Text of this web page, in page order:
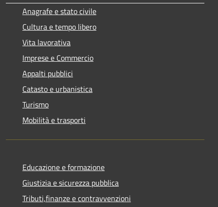
Anagrafe e stato civile
Cultura e tempo libero
Vita lavorativa
Imprese e Commercio
Appalti pubblici
Catasto e urbanistica
Turismo
Mobilità e trasporti
Educazione e formazione
Giustizia e sicurezza pubblica
Tributi,finanze e contravvenzioni